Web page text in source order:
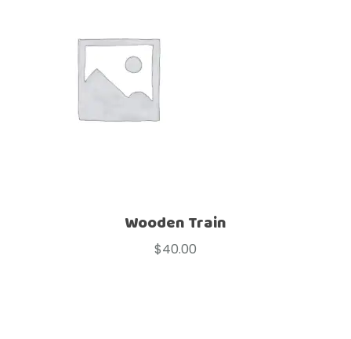
Wooden Train
$40.00